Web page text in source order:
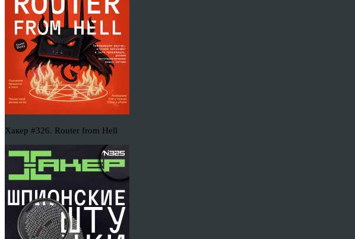
Хакер #326. Router from Hell